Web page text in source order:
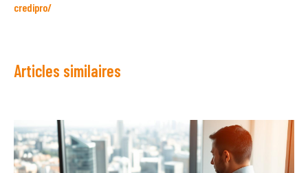
credipro/
Articles similaires